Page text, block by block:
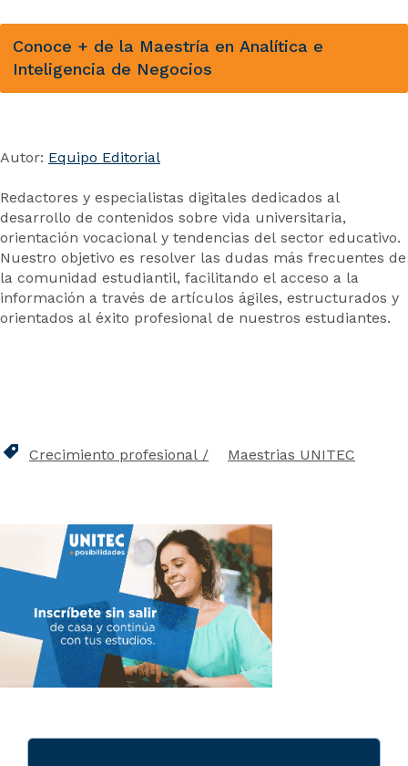
Conoce + de la Maestría en Analítica e
Inteligencia de Negocios
Autor: Equipo Editorial
Redactores y especialistas digitales dedicados al
desarrollo de contenidos sobre vida universitaria,
orientación vocacional y tendencias del sector educativo.
Nuestro objetivo es resolver las dudas más frecuentes de
la comunidad estudiantil, facilitando el acceso a la
información a través de artículos ágiles, estructurados y
orientados al éxito profesional de nuestros estudiantes.
Crecimiento profesional Maestrias UNITEC